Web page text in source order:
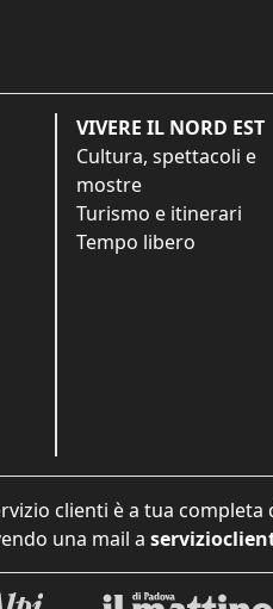
VIVERE IL NORD EST
Cultura, spettacoli e
mostre
Turismo e itinerari
Tempo libero
clienti è a tua completa
una mail a